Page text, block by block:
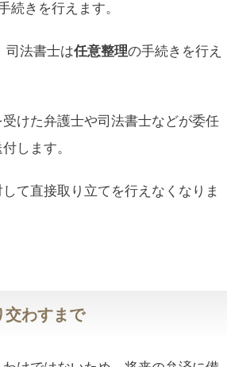
続きを行えます。
司法書士は任意整理の手続きを行え
けた弁護士や司法書士などが委任
します。
て直接取り立てを行えなくなりま
交わすまで